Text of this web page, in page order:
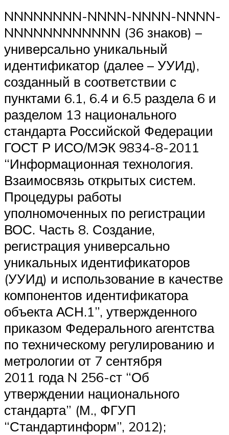
NNNNNNNN-NNNN-NNNN-NNNN-
NNNNNNNNNNNN (36 знаков) –
универсально уникальный
идентификатор (далее – УУИд),
созданный в соответствии с
пунктами 6.1, 6.4 и 6.5 раздела 6 и
разделом 13 национального
стандарта Российской Федерации
ГОСТ Р ИСО/МЭК 9834-8-2011
“Информационная технология.
Взаимосвязь открытых систем.
Процедуры работы
уполномоченных по регистрации
ВОС. Часть 8. Создание,
регистрация универсально
уникальных идентификаторов
(УУИд) и использование в качестве
компонентов идентификатора
объекта АСН.1”, утвержденного
приказом Федерального агентства
по техническому регулированию и
метрологии от 7 сентября
2011 года N 256-ст “Об
утверждении национального
стандарта” (М., ФГУП
“Стандартинформ”, 2012);